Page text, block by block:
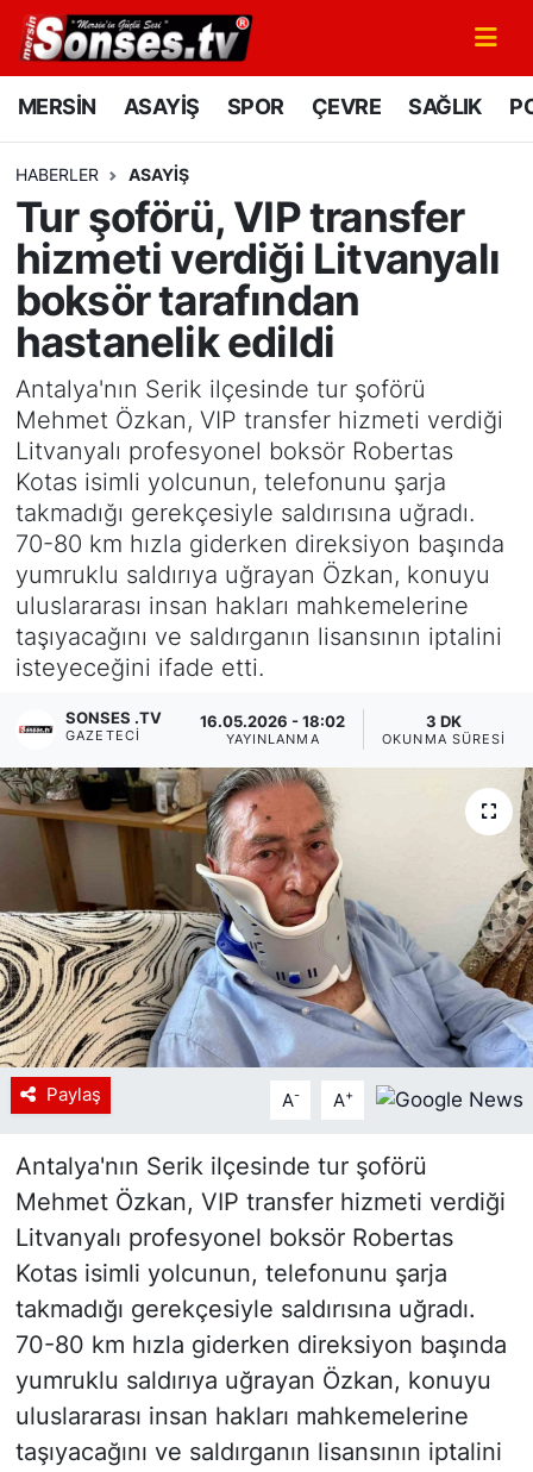
MERSİN ASAYİŞ SPOR ÇEVRE SAĞLIK
HABERLER ASAYİŞ
Tur şoförü, VIP transfer
hizmeti verdiği Litvanyalı
boksör tarafından
hastanelik edildi
Antalya'nın Serik ilçesinde tur şoförü
Mehmet Özkan, VIP transfer hizmeti verdiği
Litvanyalı profesyonel boksör Robertas
Kotas isimli yolcunun, telefonunu şarja
takmadığı gerekçesiyle saldırısına uğradı.
70-80 km hızla giderken direksiyon başında
yumruklu saldırıya uğrayan Özkan, konuyu
uluslararası insan hakları mahkemelerine
taşıyacağını ve saldırganın lisansının iptalini
isteyeceğini ifade etti.
SONSES .TV
GAZETECI
16.05.2026 - 18:02
YAYINLANMA
3 DK
OKUNMA SÜRESI
Paylaş A- A+
Antalya'nın Serik ilçesinde tur şoförü
Mehmet Özkan, VIP transfer hizmeti verdiği
Litvanyalı profesyonel boksör Robertas
Kotas isimli yolcunun, telefonunu şarja
takmadığı gerekçesiyle saldırısına uğradı.
70-80 km hızla giderken direksiyon başında
yumruklu saldırıya uğrayan Özkan, konuyu
uluslararası insan hakları mahkemelerine
taşıyacağını ve saldırganın lisansının iptalini
MERSİN
SPOR
GÜNÜN MANŞETİ
DÜNYA
KÜLTÜR - SANAT
MAGAZİN
SAĞLIK
Siyaset
YEREL HABER
Mersin Nöbetçi Eczaneler
Mersin Namaz Vakitleri
Mersin Trafik Yoğunluk Haritası
Süper Lig Puan Durumu ve Fikstür
Tüm Manşetler
Son Dakika Haberleri
Haber Arşivi